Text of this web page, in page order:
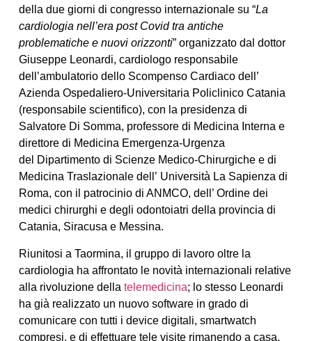
della due giorni di congresso internazionale su “La
cardiologia nell’era post Covid tra antiche
problematiche e nuovi orizzonti” organizzato dal dottor
Giuseppe Leonardi, cardiologo responsabile
dell’ambulatorio dello Scompenso Cardiaco dell’
Azienda Ospedaliero-Universitaria Policlinico Catania
(responsabile scientifico), con la presidenza di
Salvatore Di Somma, professore di Medicina Interna e
direttore di Medicina Emergenza-Urgenza
del Dipartimento di Scienze Medico-Chirurgiche e di
Medicina Traslazionale dell’ Università La Sapienza di
Roma, con il patrocinio di ANMCO, dell’ Ordine dei
medici chirurghi e degli odontoiatri della provincia di
Catania, Siracusa e Messina.
Riunitosi a Taormina, il gruppo di lavoro oltre la
cardiologia ha affrontato le novità internazionali relative
alla rivoluzione della telemedicina; lo stesso Leonardi
ha già realizzato un nuovo software in grado di
comunicare con tutti i device digitali, smartwatch
compresi, e di effettuare tele visite rimanendo a casa.